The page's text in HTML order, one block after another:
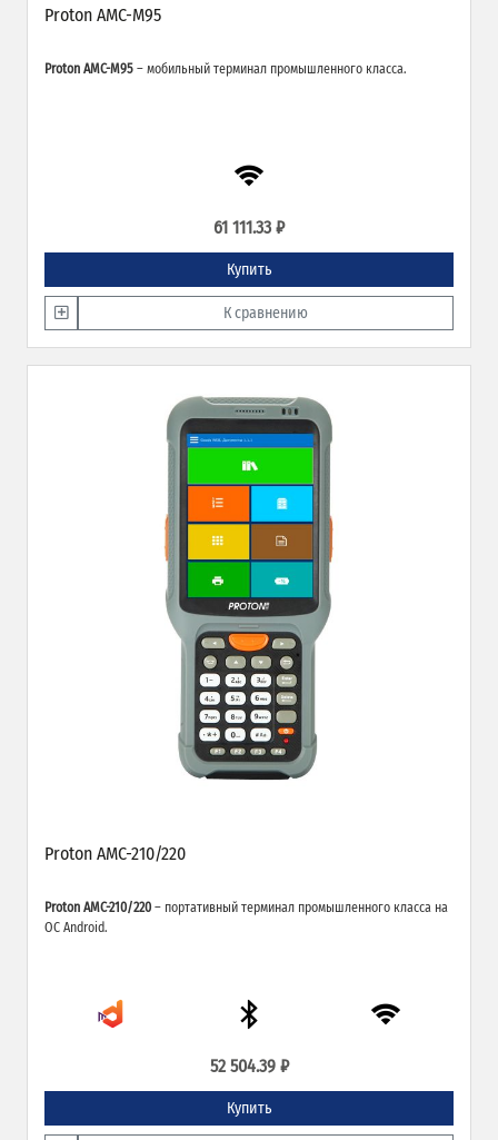
Proton AMC-M95
Proton AMC-M95 – мобильный терминал промышленного класса.
61 111.33 ₽
Купить
К сравнению
Proton AMC-210/220
Proton AMC-210/220 – портативный терминал промышленного класса на
ОС Android.
52 504.39 ₽
Купить